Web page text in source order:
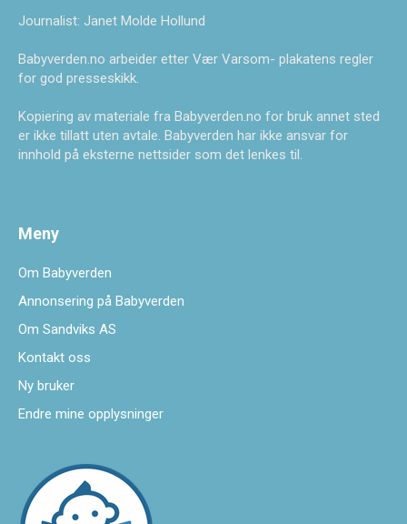
Journalist: Janet Molde Hollund
Babyverden.no arbeider etter Vær Varsom- plakatens regler
for god presseskikk.
Kopiering av materiale fra Babyverden.no for bruk annet sted
er ikke tillatt uten avtale. Babyverden har ikke ansvar for
innhold på eksterne nettsider som det lenkes til.
Meny
Om Babyverden
Annonsering på Babyverden
Om Sandviks AS
Kontakt oss
Ny bruker
Endre mine opplysninger